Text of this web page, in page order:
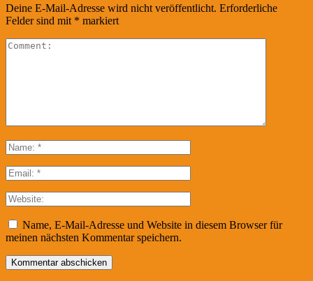
Deine E-Mail-Adresse wird nicht veröffentlicht. Erforderliche
Felder sind mit * markiert
Name, E-Mail-Adresse und Website in diesem Browser für
meinen nächsten Kommentar speichern.